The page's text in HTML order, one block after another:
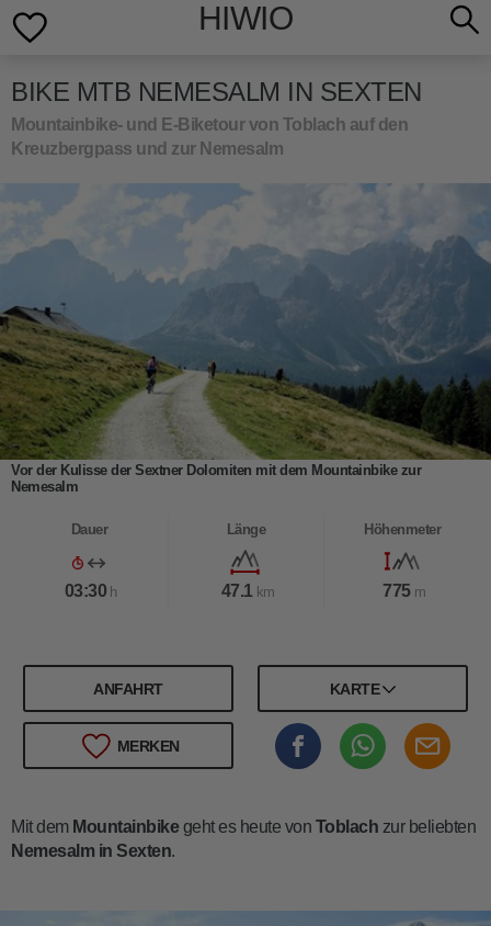
HIWIO
BIKE MTB NEMESALM IN SEXTEN
Mountainbike- und E-Biketour von Toblach auf den
Kreuzbergpass und zur Nemesalm
Vor der Kulisse der Sextner Dolomiten mit dem Mountainbike zur
Nemesalm
Dauer
03:30 h
Länge
47.1 km
Höhenmeter
775 m
ANFAHRT KARTE
MERKEN
Mit dem Mountainbikegeht es heute von Toblach zur beliebten
Nemesalm in Sexten.